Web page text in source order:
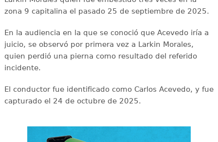
zona 9 capitalina el pasado 25 de septiembre de 2025.
En la audiencia en la que se conoció que Acevedo iría a
juicio, se observó por primera vez a Larkin Morales,
quien perdió una pierna como resultado del referido
incidente.
El conductor fue identificado como Carlos Acevedo, y fue
capturado el 24 de octubre de 2025.